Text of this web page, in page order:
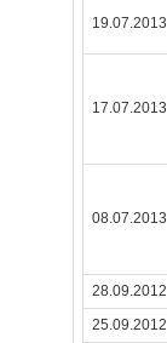
19.07.2013
17.07.2013
08.07.2013
28.09.2012
25.09.2012